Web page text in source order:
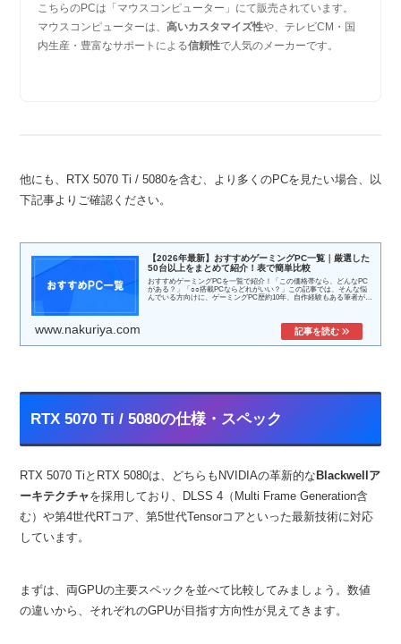
こちらのPCは「マウスコンピューター」にて販売されています。
マウスコンピューターは、高いカスタマイズ性や、テレビCM・国
内生産・豊富なサポートによる信頼性で人気のメーカーです。
他にも、RTX 5070 Ti / 5080を含む、より多くのPCを見たい場合、以
下記事よりご確認ください。
【2026年最新】おすすめゲーミングPC一覧｜厳選した
50台以上をまとめて紹介！表で簡単比較
おすすめゲーミングPCを一覧で紹介！「この価格帯なら、どんなPC
がある？」「○○搭載PCならどれがいい？」この記事では、そんな悩
んでいる方向けに、ゲーミングPC歴約10年、自作経験もある筆者が考
www.nakuriya.com
RTX 5070 Ti / 5080の仕様・スペック
RTX 5070 TiとRTX 5080は、どちらもNVIDIAの革新的なBlackwellア
ーキテクチャを採用しており、DLSS 4（Multi Frame Generation含
む）や第4世代RTコア、第5世代Tensorコアといった最新技術に対応
しています。
まずは、両GPUの主要スペックを並べて比較してみましょう。数値
の違いから、それぞれのGPUが目指す方向性が見えてきます。